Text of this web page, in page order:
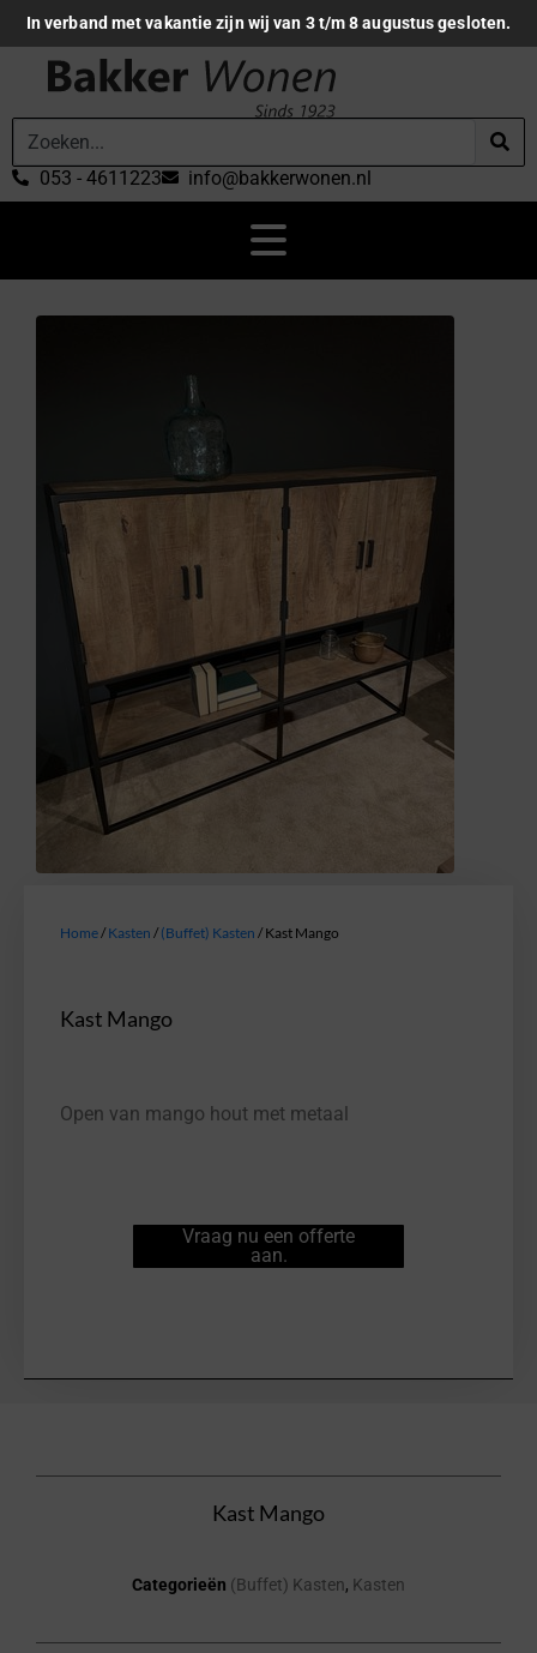
In verband met vakantie zijn wij van 3 t/m 8 augustus gesloten.
053 - 4611223 info@bakkerwonen.nl
Home/Kasten /(Buffet) Kasten / Kast Mango
Kast Mango
Open van mango hout met metaal
Vraag nu een offerte
aan.
Kast Mango
Categorieën (Buffet) Kasten, Kasten